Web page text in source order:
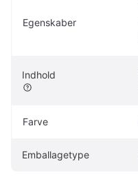
Egenskaber
Indhold
Farve
Emballagetype